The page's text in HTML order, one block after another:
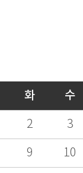
화 수
2 3
9 10